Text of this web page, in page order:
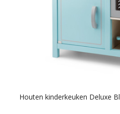
Houten kinderkeuken Deluxe